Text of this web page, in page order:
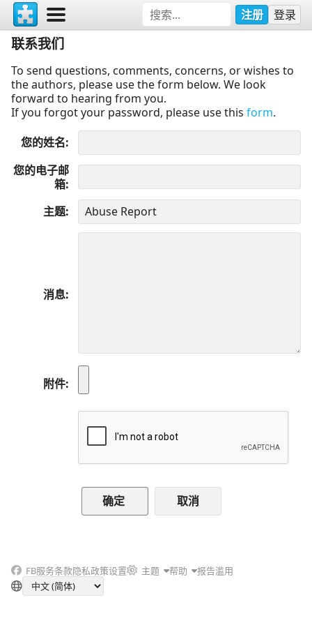
注册 登录
联系我们
To send questions, comments, concerns, or wishes to
the authors, please use the form below. We look
forward to hearing from you.
If you forgot your password, please use this form.
您的姓名
您的电子邮
箱
主题
消息
附件
取消
FB服务条款隐私政策设置 主题 帮助 报告滥用